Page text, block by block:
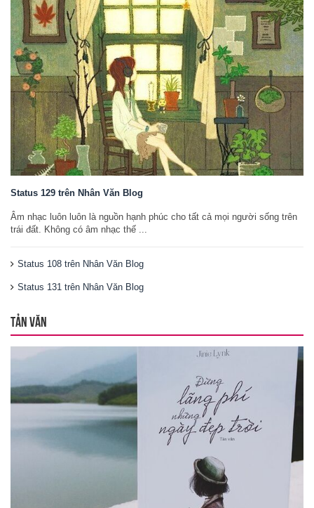
Status 129 trên Nhân Văn Blog
Âm nhạc luôn luôn là nguồn hạnh phúc cho tất cả mọi người sống trên
trái đất. Không có âm nhạc thế ...
Status 108 trên Nhân Văn Blog
Status 131 trên Nhân Văn Blog
TẢN VĂN